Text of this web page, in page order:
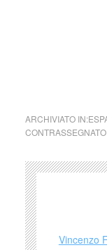
ARCHIVIATO IN:
Vincenzo